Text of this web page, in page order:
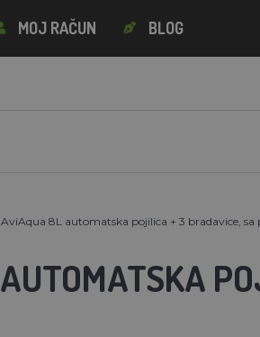
MOJ RAČUN BLOG
AviAqua 8L automatska pojilica + 3 bradavice, sa